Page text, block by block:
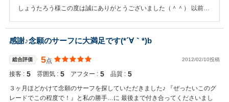
しょうたろう様この度は誠にありがとうございました（＾＾） 以前か
お待ちしております！！
感謝♪念願のサーフに大満足です(*´∀｀*)b
総合評価 5点 2012/02/10投稿
接客 : 5 雰囲気 : 5 アフター : 5 品質 : 5
３ヶ月ほどかけて念願のサーフを探していただきました♪ 『ぜったいこのグ
レードでこの程度で！』と私の勝手…に 最後まで付き合ってくださいまし